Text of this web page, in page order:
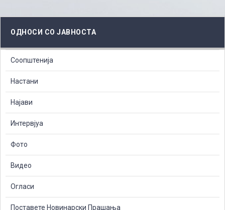
ОДНОСИ СО ЈАВНОСТА
Соопштенија
Настани
Најави
Интервјуа
Фото
Видео
Огласи
Поставете Новинарски Прашања